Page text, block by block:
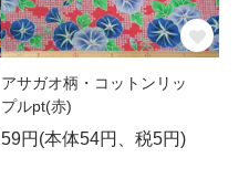
アサガオ柄・コットンリッ
プルpt(赤)
59円(本体54円、税5円)